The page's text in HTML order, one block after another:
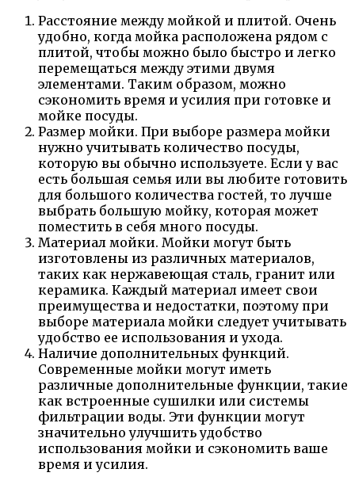
Расстояние между мойкой и плитой. Очень
удобно, когда мойка расположена рядом с
плитой, чтобы можно было быстро и легко
перемещаться между этими двумя
элементами. Таким образом, можно
сэкономить время и усилия при готовке и
мойке посуды.
Размер мойки. При выборе размера мойки
нужно учитывать количество посуды,
которую вы обычно используете. Если у вас
есть большая семья или вы любите готовить
для большого количества гостей, то лучше
выбрать большую мойку, которая может
поместить в себя много посуды.
Материал мойки. Мойки могут быть
изготовлены из различных материалов,
таких как нержавеющая сталь, гранит или
керамика. Каждый материал имеет свои
преимущества и недостатки, поэтому при
выборе материала мойки следует учитывать
удобство ее использования и ухода.
Наличие дополнительных функций.
Современные мойки могут иметь
различные дополнительные функции, такие
как встроенные сушилки или системы
фильтрации воды. Эти функции могут
значительно улучшить удобство
использования мойки и сэкономить ваше
время и усилия.